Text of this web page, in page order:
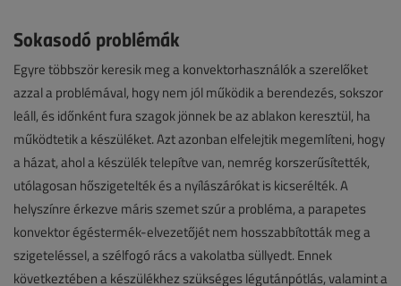
Sokasodó problémák
Egyre többször keresik meg a konvektorhasználók a szerelőket
azzal a problémával, hogy nem jól működik a berendezés, sokszor
leáll, és időnként fura szagok jönnek be az ablakon keresztül, ha
működtetik a készüléket. Azt azonban elfelejtik megemlíteni, hogy
a házat, ahol a készülék telepítve van, nemrég korszerűsítették,
utólagosan hőszigetelték és a nyílászárókat is kicserélték. A
helyszínre érkezve máris szemet szúr a probléma, a parapetes
konvektor égéstermék-elvezetőjét nem hosszabbították meg a
szigeteléssel, a szélfogó rács a vakolatba süllyedt. Ennek
következtében a készülékhez szükséges légutánpótlás, valamint a